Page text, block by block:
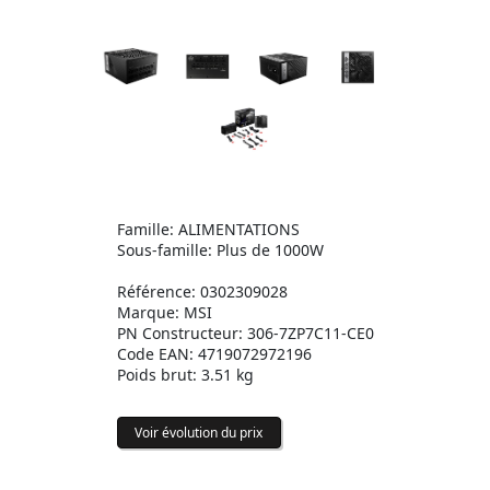
Famille: ALIMENTATIONS
Sous-famille: Plus de 1000W
Référence: 0302309028
Marque: MSI
PN Constructeur: 306-7ZP7C11-CE0
Code EAN: 4719072972196
Poids brut: 3.51 kg
Voir évolution du prix